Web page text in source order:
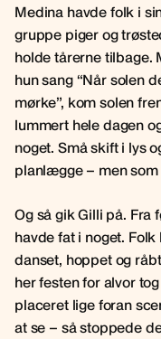
Medina havde folk i
gruppe piger og
holde tårerne tilbage.
hun sang “Når solen
mørke”, kom solen
lummert hele dagen
noget. Små skift i lys
planlægge – men
Og så gik Gilli på. Fra
havde fat i noget.
danset, hoppet og
her festen for alvor
placeret lige foran
at se – så stoppede